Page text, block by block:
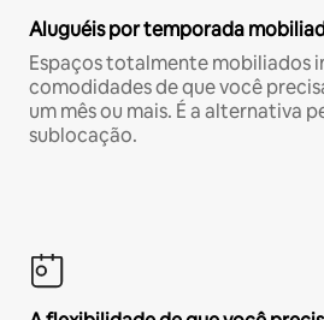
Aluguéis por temporada
Espaços totalmente mobiliados
comodidades de que você
um mês ou mais. É a alternativa
sublocação.